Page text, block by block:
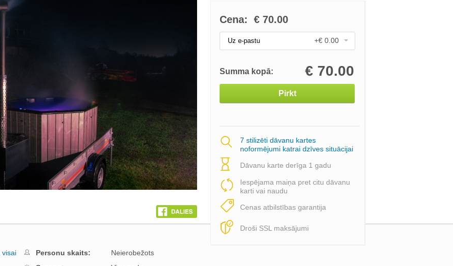
Cena: € 70.00
Uz e-pastu +€ 0.00
Summa kopā: € 70.00
Pirkt
7 stilizēti dāvanu kartes
noformējumi katrai dzīves situācijai
Dāvanu karte derīga 1 gadu
Iespējama maiņa pret citu dāvanu
karti vai naudu
Cenas atbilstības garantija
Droši SSL maksājumi
visai
Personu skaits:
Neierobežots